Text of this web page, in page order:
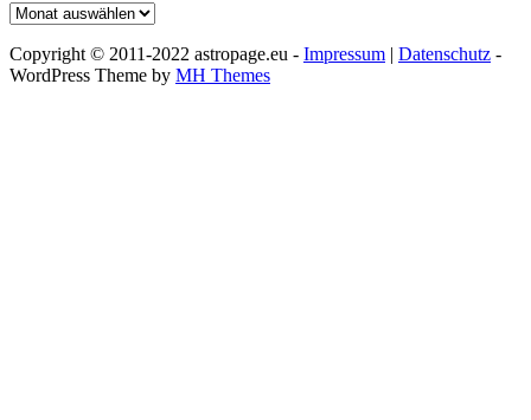
Archiv
Copyright © 2011-2022 astropage.eu - Impressum | Datenschutz -
WordPress Theme by MH Themes